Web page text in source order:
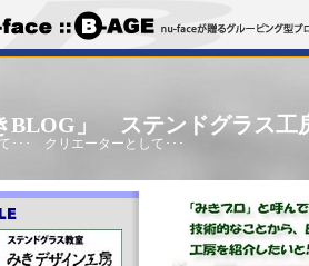
BLOG」 ステンドグラス工
･･･ クリエーターとして･･･